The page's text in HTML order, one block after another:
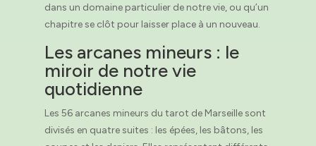
dans un domaine particulier de notre vie, ou qu’un
chapitre se clôt pour laisser place à un nouveau.
Les arcanes mineurs : le
miroir de notre vie
quotidienne
Les 56 arcanes mineurs du tarot de Marseille sont
divisés en quatre suites : les épées, les bâtons, les